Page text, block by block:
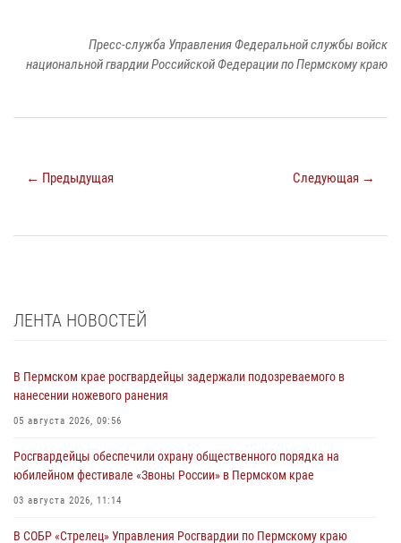
Пресс-служба Управления Федеральной службы войск
национальной гвардии Российской Федерации по Пермскому краю
← Предыдущая Следующая →
ЛЕНТА НОВОСТЕЙ
В Пермском крае росгвардейцы задержали подозреваемого в
нанесении ножевого ранения
05 августа 2026, 09:56
Росгвардейцы обеспечили охрану общественного порядка на
юбилейном фестивале «Звоны России» в Пермском крае
03 августа 2026, 11:14
В СОБР «Стрелец» Управления Росгвардии по Пермскому краю